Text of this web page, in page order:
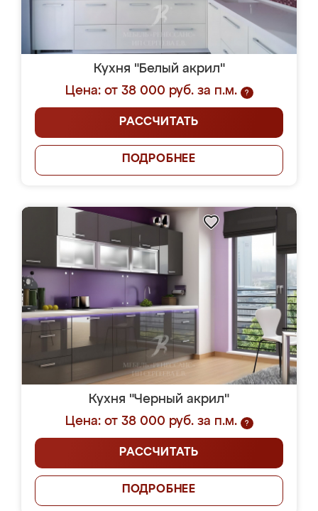
Кухня "Белый акрил"
Цена: от 38 000 руб. за п.м.
?
РАССЧИТАТЬ
ПОДРОБНЕЕ
Кухня "Черный акрил"
Цена: от 38 000 руб. за п.м.
?
РАССЧИТАТЬ
ПОДРОБНЕЕ